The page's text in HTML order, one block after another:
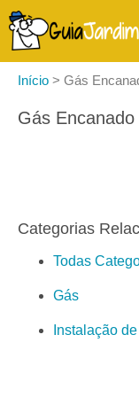
Início > Gás
Gás
Categorias
Todas
Gás
Instalação